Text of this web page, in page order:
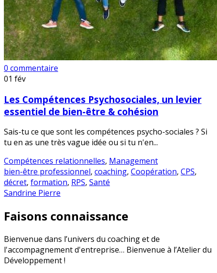
0 commentaire
01 fév
Les Compétences Psychosociales, un levier
essentiel de bien-être & cohésion
Sais-tu ce que sont les compétences psycho-sociales ? Si
tu en as une très vague idée ou si tu n'en...
Compétences relationnelles, Management
bien-être professionnel, coaching, Coopération, CPS,
décret, formation, RPS, Santé
Sandrine Pierre
Faisons connaissance
Bienvenue dans l’univers du coaching et de
l'accompagnement d'entreprise… Bienvenue à l’Atelier du
Développement !